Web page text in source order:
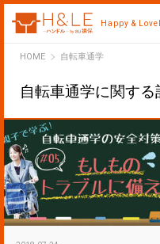
Happy &
HOMEH&LE自転車通学
自転車通学に関する